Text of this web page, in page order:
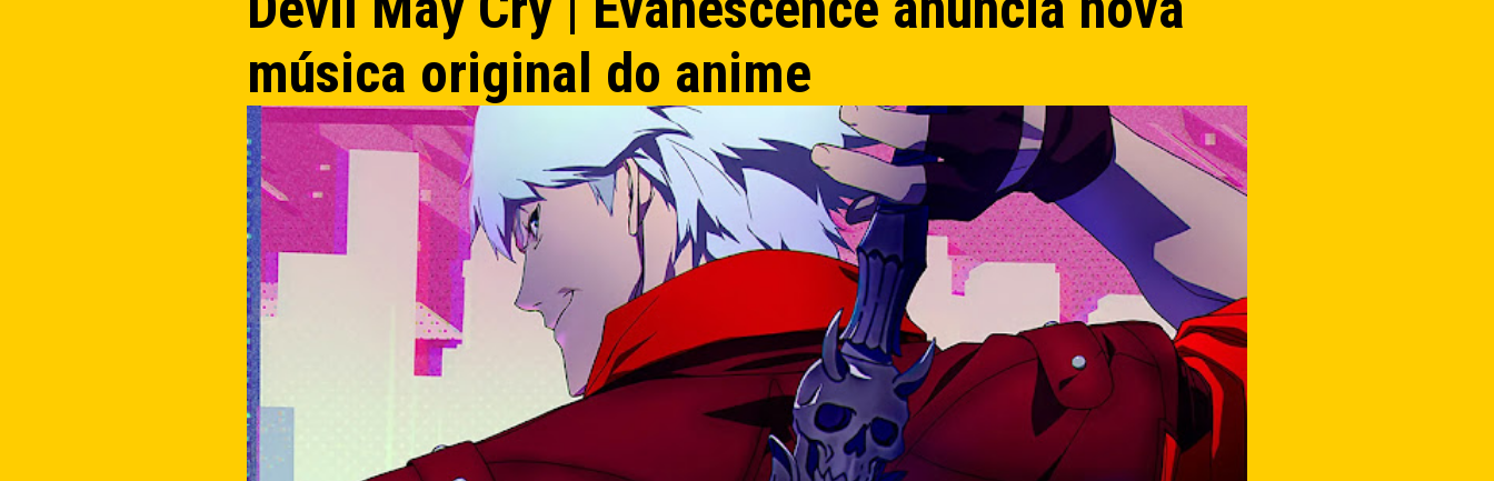
música original do anime